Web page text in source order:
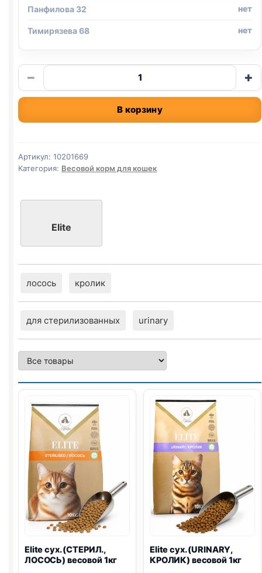
Панфилова 32 нет
Тимирязева 68 нет
−
Количество
товара
Elite
(СТЕРИЛ.,
весовой
1кг
+
В корзину
Артикул: 10201669
Категория: Весовой корм для кошек
Elite
лосось кролик
для стерилизованных urinary
Elite сух. (СТЕРИЛ.,
ЛОСОСЬ) весовой 1кг
Elite сух. (URINARY,
КРОЛИК) весовой 1кг